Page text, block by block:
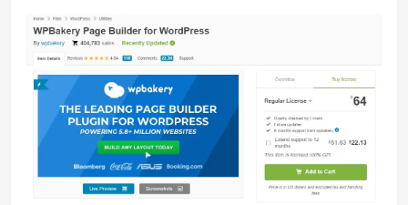
Beginning of dialog window. Escape will
cancel and close the window.
Text
Color
Transparency
Background
Color
Transparency